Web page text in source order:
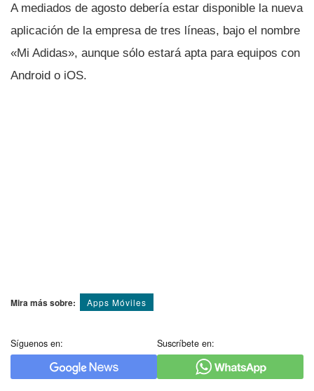
A mediados de agosto deberí­a estar disponible la nueva
aplicación de la empresa de tres lí­neas, bajo el nombre
«Mi Adidas», aunque sólo estará apta para equipos con
Android o iOS.
Mira más sobre: Apps Móviles
Síguenos en: Suscríbete en: